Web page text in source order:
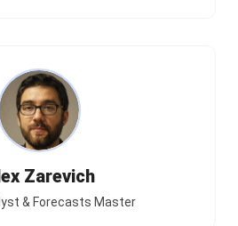
Zarevich
& Forecasts Master